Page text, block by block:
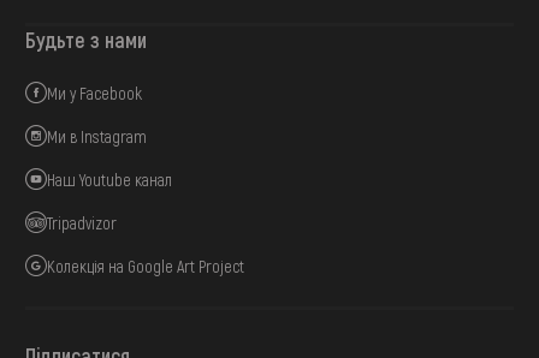
Будьте з нами
Ми у Facebook
Ми в Instagram
Наш Youtube канал
Tripadvizor
Колекція на Google Art Project